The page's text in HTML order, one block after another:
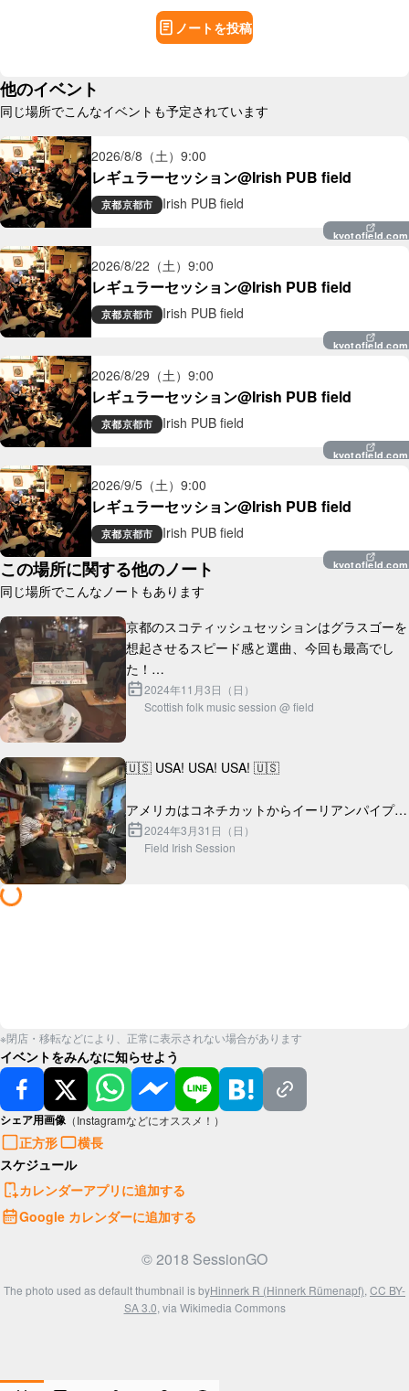
ノートを投稿
他のイベント
同じ場所でこんなイベントも予定されています
2026/8/8（土） 9:00
レギュラーセッション@Irish PUB field
京都京都市 Irish PUB field
kyotofield.com
2026/8/22（土） 9:00
レギュラーセッション@Irish PUB field
京都京都市 Irish PUB field
kyotofield.com
2026/8/29（土） 9:00
レギュラーセッション@Irish PUB field
京都京都市 Irish PUB field
kyotofield.com
2026/9/5（土） 9:00
レギュラーセッション@Irish PUB field
京都京都市 Irish PUB field
kyotofield.com
この場所に関する他のノート
同じ場所でこんなノートもあります
京都のスコティッシュセッションはグラスゴーを
想起させるスピード感と選曲、今回も最高でし
た！
ところで近くに席からすごい楽しそうにセッショ
2024年11月3日（日）
Scottish folk music session @ field
🇺🇸 USA! USA! USA! 🇺🇸
アメリカはコネチカットからイーリアンパイプ奏
者のナイスなクールガイ、ジョナサンがやってき
た！
2024年3月31日（日）
Field Irish Session
※閉店・移転などにより、正常に表示されない場合があります
イベントをみんなに知らせよう
シェア用画像 （Instagramなどにオススメ！）
正方形
横長
スケジュール
カレンダーアプリに追加する
Google カレンダーに追加する
© 2018 SessionGO
The photo used as default thumbnail is byHinnerk R (Hinnerk Rümenapf), CC BY-
SA 3.0, via Wikimedia Commons